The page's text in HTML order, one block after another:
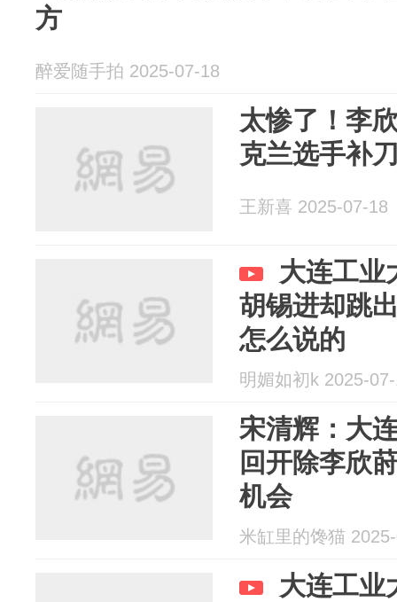
方
醉爱随手拍 2025-07-18
太惨了！李
克兰选手补
王新喜 2025-07-18
大连工业
胡锡进却跳
怎么说的
明媚如初k 2025-
宋清辉：大
回开除李欣
机会
米缸里的馋猫
大连工业